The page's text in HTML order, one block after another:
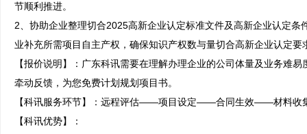
节顺利推进。
2、协助企业整理切合2025高新企业认定标准文件及高新企业认定
业补充所需项目自主产权，确保知识产权数与量切合高新企业认定要
【报价说明】：广东科讯需要在理解办理企业的公司体量及业务难
牵动反馈，为您免费计划规划项目书。
【科讯服务环节】：远程评估——项目设定——合同生效——材料
【科讯优势】：